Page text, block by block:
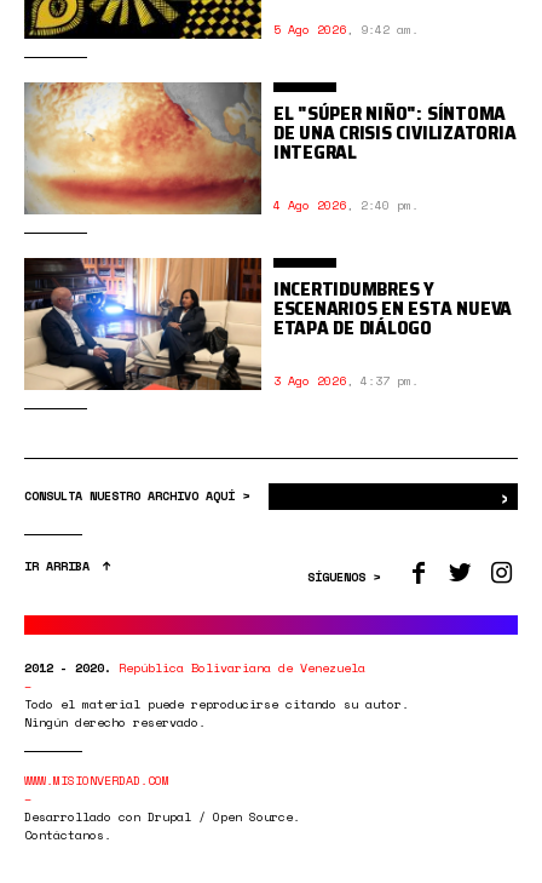
5 Ago 2026, 9:42 am.
EL "SÚPER NIÑO": SÍNTOMA
DE UNA CRISIS CIVILIZATORIA
INTEGRAL
4 Ago 2026, 2:40 pm.
INCERTIDUMBRES Y
ESCENARIOS EN ESTA NUEVA
ETAPA DE DIÁLOGO
3 Ago 2026, 4:37 pm.
CONSULTA NUESTRO ARCHIVO AQUÍ > ›
IR ARRIBA
SÍGUENOS >
2012 - 2020. República Bolivariana de Venezuela
Todo el material puede reproducirse citando su autor.
Ningún derecho reservado.
WWW.MISIONVERDAD.COM
Desarrollado con Drupal / Open Source.
Contáctanos.